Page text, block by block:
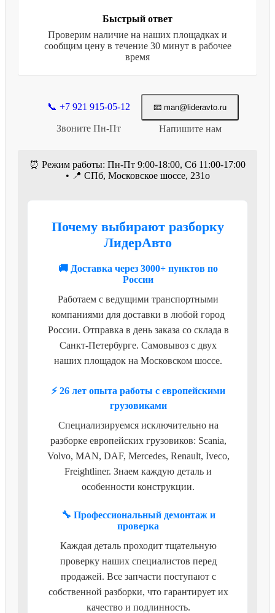
Быстрый ответ
Проверим наличие на наших площадках и
сообщим цену в течение 30 минут в рабочее
время
📞 +7 921 915-05-12
Звоните Пн-Пт
📧 man@lideravto.ru
Напишите нам
⏰ Режим работы: Пн-Пт 9:00-18:00, Сб 11:00-17:00
• 📍 СПб, Московское шоссе, 231о
Почему выбирают разборку
ЛидерАвто
🚚 Доставка через 3000+ пунктов по
России
Работаем с ведущими транспортными
компаниями для доставки в любой город
России. Отправка в день заказа со склада в
Санкт-Петербурге. Самовывоз с двух
наших площадок на Московском шоссе.
⚡ 26 лет опыта работы с европейскими
грузовиками
Специализируемся исключительно на
разборке европейских грузовиков: Scania,
Volvo, MAN, DAF, Mercedes, Renault, Iveco,
Freightliner. Знаем каждую деталь и
особенности конструкции.
🔧 Профессиональный демонтаж и
проверка
Каждая деталь проходит тщательную
проверку наших специалистов перед
продажей. Все запчасти поступают с
собственной разборки, что гарантирует их
качество и подлинность.